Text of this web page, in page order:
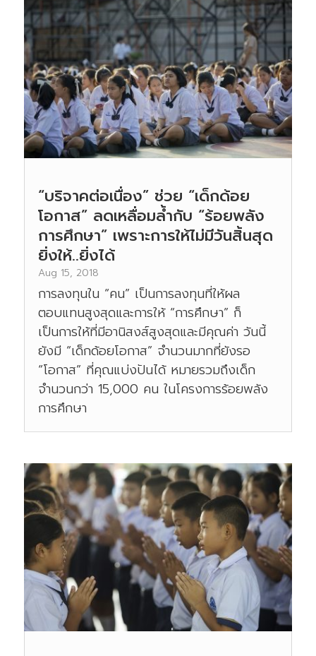
“บริจาคต่อเนื่อง” ช่วย “เด็กด้อย
โอกาส” ลดเหลื่อมล้ำกับ “ร้อยพลัง
การศึกษา” เพราะการให้ไม่มีวันสิ้นสุด
ยิ่งให้..ยิ่งได้
Aug 15, 2018
การลงทุนใน “คน” เป็นการลงทุนที่ให้ผล
ตอบแทนสูงสุดและการให้ “การศึกษา” ก็
เป็นการให้ที่มีอานิสงส์สูงสุดและมีคุณค่า วันนี้
ยังมี “เด็กด้อยโอกาส” จำนวนมากที่ยังรอ
“โอกาส” ที่คุณแบ่งปันได้ หมายรวมถึงเด็ก
จำนวนกว่า 15,000 คน ในโครงการร้อยพลัง
การศึกษา